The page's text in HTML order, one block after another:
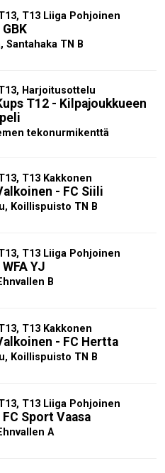
T13 Liiga Pohjoinen
GBK
Santahaka TN B
Harjoitusottelu
T12 - Kilpajoukkueen
tekonurmikenttä
T13 Kakkonen
- FC Siili
Koillispuisto TN B
T13 Liiga Pohjoinen
YJ
B
T13 Kakkonen
- FC Hertta
Koillispuisto TN B
T13 Liiga Pohjoinen
FC Sport Vaasa
A